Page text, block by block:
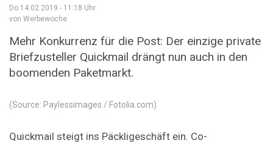
Do 14.02.2019 - 11:18 Uhr
von Werbewoche
Mehr Konkurrenz für die Post: Der einzige private
Briefzusteller Quickmail drängt nun auch in den
boomenden Paketmarkt.
(Source: Paylessimages / Fotolia.com)
Quickmail steigt ins Päckligeschäft ein. Co-